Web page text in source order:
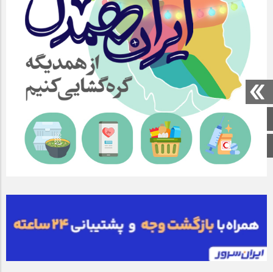
صفحه اصلی
اینستاگرام